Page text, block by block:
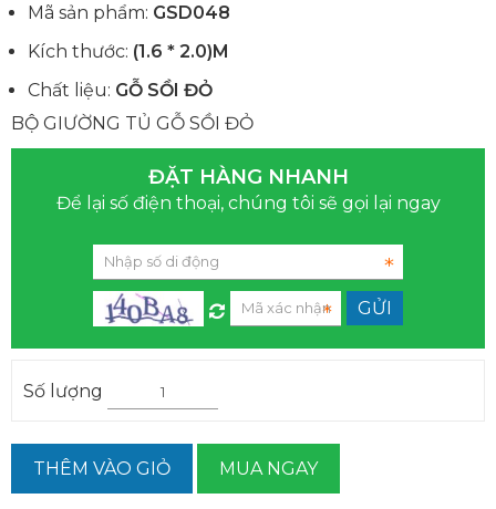
Mã sản phẩm: GSD048
Kích thước: (1.6 * 2.0)M
Chất liệu: GỖ SỒI ĐỎ
BỘ GIƯỜNG TỦ GỖ SỒI ĐỎ
ĐẶT HÀNG NHANH
Để lại số điện thoại, chúng tôi sẽ gọi lại ngay
Số lượng
THÊM VÀO GIỎ MUA NGAY